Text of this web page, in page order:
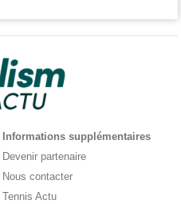
Informations supplémentaires
Devenir partenaire
Nous contacter
Tennis Actu